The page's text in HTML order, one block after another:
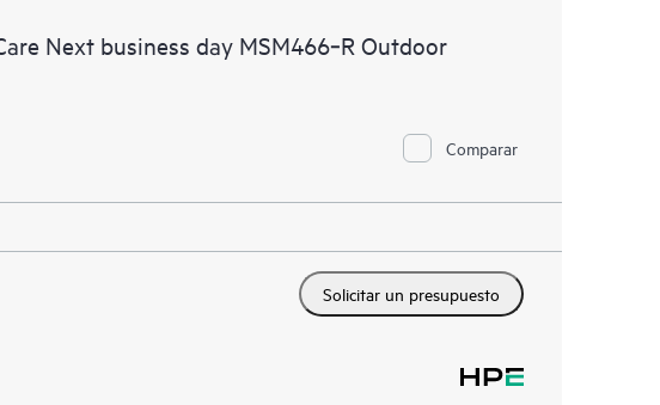
Next business day MSM466‑R Outdoor
Comparar
Solicitar un presupuesto